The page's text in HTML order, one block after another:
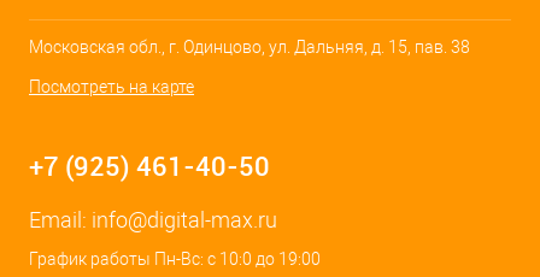
Московская обл., г. Одинцово, ул. Дальняя, д. 15, пав. 38
Посмотреть на карте
+7 (925) 461-40-50
Email: info@digital-max.ru
График работы Пн-Вс: с 10:0 до 19:00